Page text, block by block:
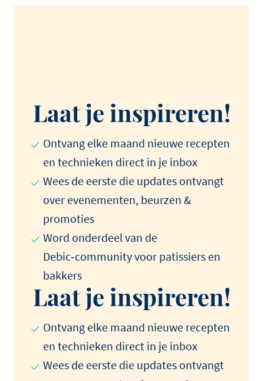
Laat je inspireren!
Ontvang elke maand nieuwe recepten
en technieken direct in je inbox
Wees de eerste die updates ontvangt
over evenementen, beurzen &
promoties
Word onderdeel van de
Debic‑community voor patissiers en
bakkers
Laat je inspireren!
Ontvang elke maand nieuwe recepten
en technieken direct in je inbox
Wees de eerste die updates ontvangt